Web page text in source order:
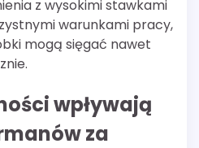
z wysokimi stawkami
warunkami pracy,
mogą sięgać nawet
wpływają
za